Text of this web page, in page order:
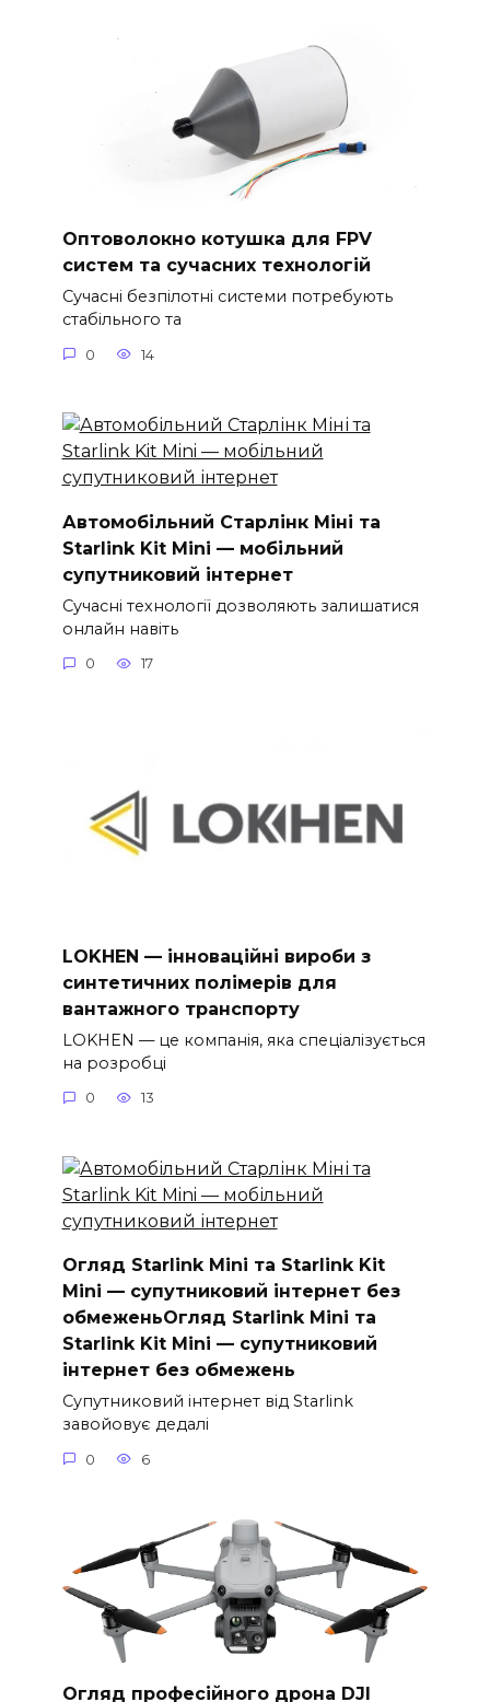
Оптоволокно котушка для FPV
систем та сучасних технологій
Сучасні безпілотні системи потребують
стабільного та
0 14
Автомобільний Старлінк Міні та
Starlink Kit Mini — мобільний
супутниковий інтернет
Сучасні технології дозволяють залишатися
онлайн навіть
0 17
LOKHEN — інноваційні вироби з
синтетичних полімерів для
вантажного транспорту
LOKHEN — це компанія, яка спеціалізується
на розробці
0 13
Огляд Starlink Mini та Starlink Kit
Mini — супутниковий інтернет без
обмеженьОгляд Starlink Mini та
Starlink Kit Mini — супутниковий
інтернет без обмежень
Супутниковий інтернет від Starlink
завойовує дедалі
0 6
Огляд професійного дрона DJI